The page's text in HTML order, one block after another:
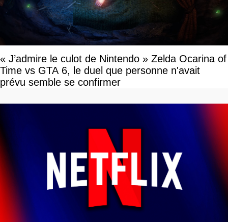
« J’admire le culot de Nintendo » Zelda Ocarina of
Time vs GTA 6, le duel que personne n'avait
prévu semble se confirmer